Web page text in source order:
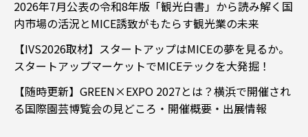
2026年7月公表の令和8年版「観光白書」から読み解く国
内市場の活況とMICE誘致がもたらす観光業の未来
【IVS2026取材】スタートアップはMICEの夢を見るか。
スタートアップマーケットでMICEテックを大発掘！
【随時更新】GREEN×EXPO 2027とは？横浜で開催され
る国際園芸博覧会の見どころ・開催概要・出展情報